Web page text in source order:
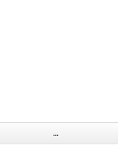
...